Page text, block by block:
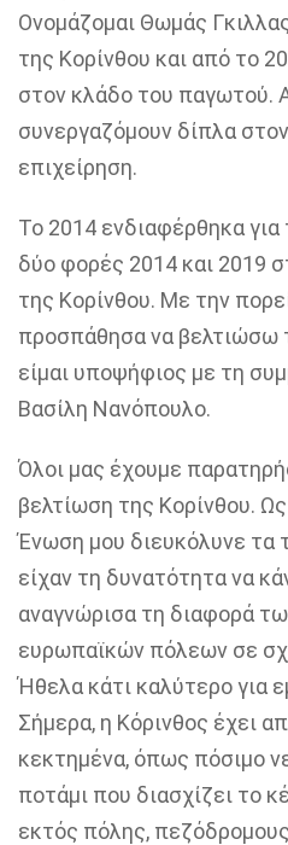
Ονομάζομαι Θωμάς
της Κορίνθου και από το
στον κλάδο του παγωτού.
συνεργαζόμουν δίπλα
επιχείρηση.
Το 2014 ενδιαφέρθηκα για
δύο φορές 2014 και 2019
της Κορίνθου. Με την
προσπάθησα να βελτιώσω
είμαι υποψήφιος με τη
Βασίλη Νανόπουλο.
Όλοι μας έχουμε
βελτίωση της Κορίνθου.
Ένωση μου διευκόλυνε τα
είχαν τη δυνατότητα να
αναγνώρισα τη διαφορά
ευρωπαϊκών πόλεων σε
Ήθελα κάτι καλύτερο για
Σήμερα, η Κόρινθος έχει
κεκτημένα, όπως πόσιμο
ποτάμι που διασχίζει το
εκτός πόλης,